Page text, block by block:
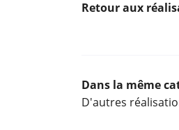
Retour aux
Dans la même
D'autres